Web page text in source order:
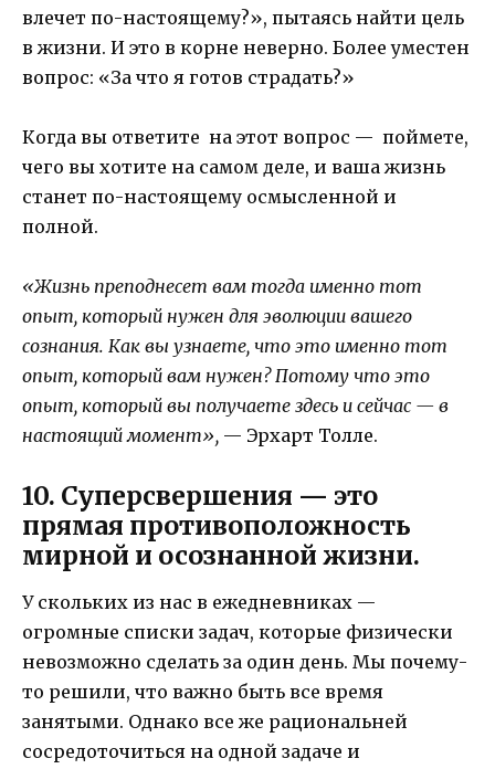
влечет по-настоящему?», пытаясь найти цель
в жизни. И это в корне неверно. Более уместен
вопрос: «За что я готов страдать?»
Когда вы ответите на этот вопрос — поймете,
чего вы хотите на самом деле, и ваша жизнь
станет по-настоящему осмысленной и
полной.
«Жизнь преподнесет вам тогда именно тот
опыт, который нужен для эволюции вашего
сознания. Как вы узнаете, что это именно тот
опыт, который вам нужен? Потому что это
опыт, который вы получаете здесь и сейчас — в
настоящий момент», — Эрхарт Толле.
10. Суперсвершения — это
прямая противоположность
мирной и осознанной жизни.
У скольких из нас в ежедневниках —
огромные списки задач, которые физически
невозможно сделать за один день. Мы почему-
то решили, что важно быть все время
занятыми. Однако все же рациональней
сосредоточиться на одной задаче и